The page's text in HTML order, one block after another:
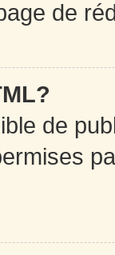
de
de